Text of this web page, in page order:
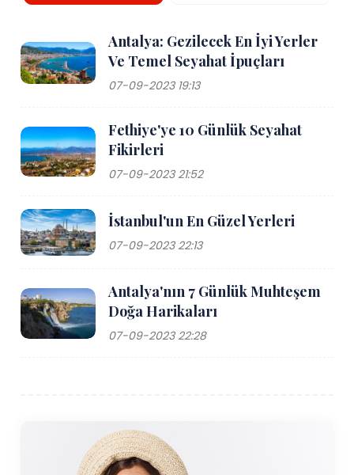
Antalya: Gezilecek En İyi Yerler
Ve Temel Seyahat İpuçları
07-09-2023 19:13
Fethiye'ye 10 Günlük Seyahat
Fikirleri
07-09-2023 21:52
İstanbul'un En Güzel Yerleri
07-09-2023 22:13
Antalya'nın 7 Günlük Muhteşem
Doğa Harikaları
07-09-2023 22:28